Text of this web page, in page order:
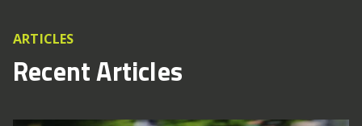
ARTICLES
Recent Articles